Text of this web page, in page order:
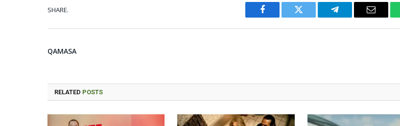
SHARE.
Facebook Twitter Telegram Email
QAMASA
RELATED POSTS